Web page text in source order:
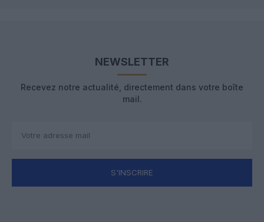
NEWSLETTER
Recevez notre actualité, directement dans votre boîte
mail.
S'INSCRIRE